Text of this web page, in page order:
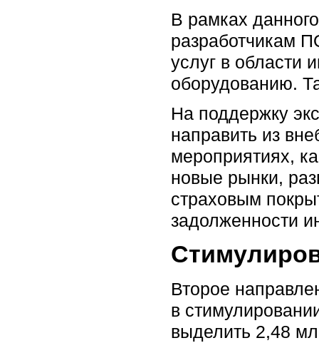
В рамках
разработчикам
услуг в области
оборудованию.
На поддержку
направить из
мероприятиях,
новые рынки,
страховым
задолженности
Второе
в
выделить 2,48